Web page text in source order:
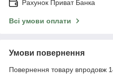
Рахунок Приват Банка
Всі умови оплати
Умови повернення
Повернення товару впродовж